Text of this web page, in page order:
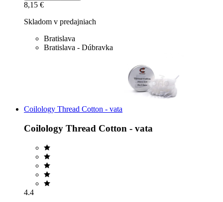
8,15 €
Skladom v predajniach
Bratislava
Bratislava - Dúbravka
Coilology Thread Cotton - vata
Coilology Thread Cotton - vata
4.4